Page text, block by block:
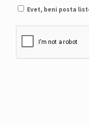
Evet, beni posta